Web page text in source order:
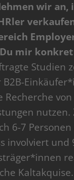
wir
mir
Studien
Recherche
nutzen.
6-7 Personen
involviert und